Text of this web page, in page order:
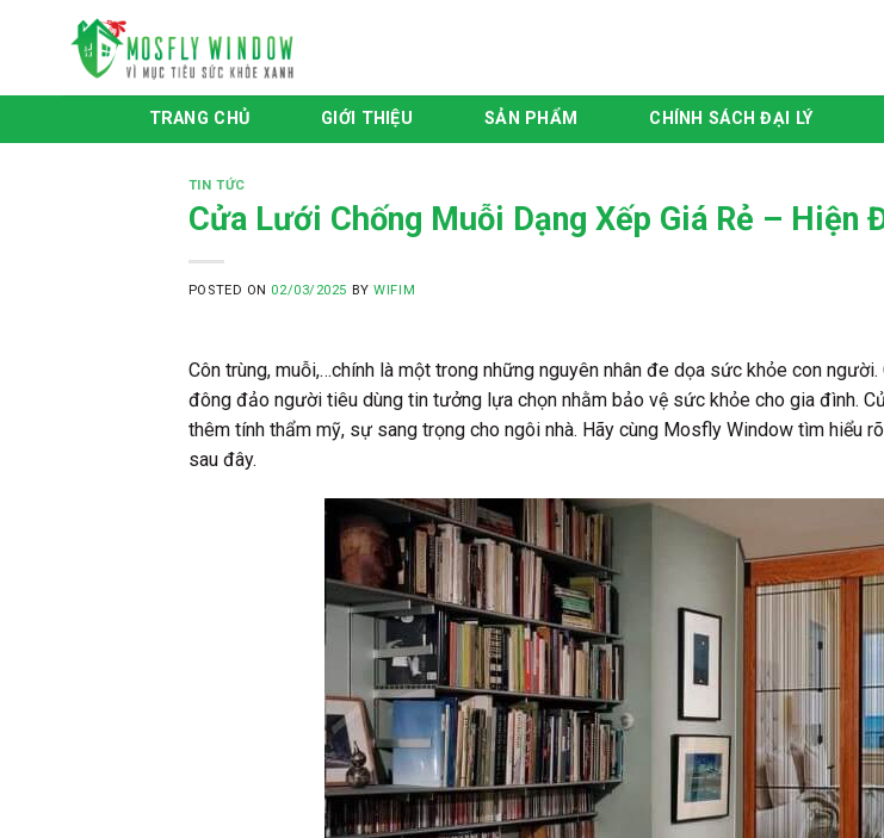
TRANG CHỦ GIỚI THIỆU SẢN PHẨM CHÍNH SÁCH ĐẠI LÝ
TIN TỨC
Cửa Lưới Chống Muỗi Dạng Xếp Giá Rẻ – Hiện
POSTED ON 02/03/2025 BYWIFIM
Côn trùng, muỗi,…chính là một trong những nguyên nhân đe dọa sức khỏe con người.
đông đảo người tiêu dùng tin tưởng lựa chọn nhằm bảo vệ sức khỏe cho gia đình.
thêm tính thẩm mỹ, sự sang trọng cho ngôi nhà. Hãy cùng Mosfly Window tìm hiểu
sau đây.